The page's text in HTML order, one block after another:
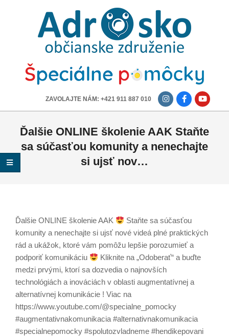
ADROSKO
OBČIANSKE
ZDRUŽENIE
ZAVOLAJTE NÁM: +421 911 887 010
Ďalšie ONLINE školenie AAK Staňte
sa súčasťou komunity a nenechajte
si ujsť nov…
Ďalšie ONLINE školenie AAK
Staňte sa súčasťou
komunity a nenechajte si ujsť nové videá plné praktických
rád a ukážok, ktoré vám pomôžu lepšie porozumieť a
podporiť komunikáciu
Kliknite na „Odoberať“ a buďte
medzi prvými, ktorí sa dozvedia o najnovších
technológiách a inováciách v oblasti augmentatívnej a
alternatívnej komunikácie ! Viac na
https://www.youtube.com/@specialne_pomocky
#augmentativnakomunikacia #alternativnakomunikacia
#specialnepomocky #spolutozvladneme #hendikepovani